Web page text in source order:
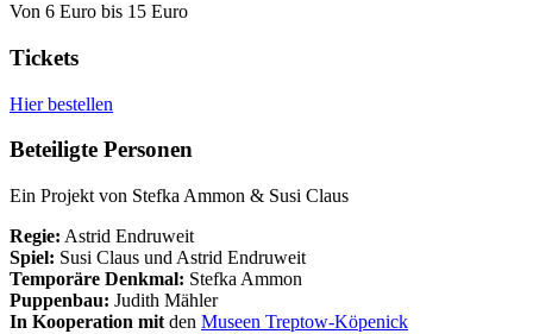
Von 6 Euro bis 15 Euro
Tickets
Hier bestellen
Beteiligte Personen
Ein Projekt von Stefka Ammon & Susi Claus
Regie: Astrid Endruweit
Spiel: Susi Claus und Astrid Endruweit
Temporäre Denkmal: Stefka Ammon
Puppenbau: Judith Mähler
In Kooperation mit den Museen Treptow-Köpenick